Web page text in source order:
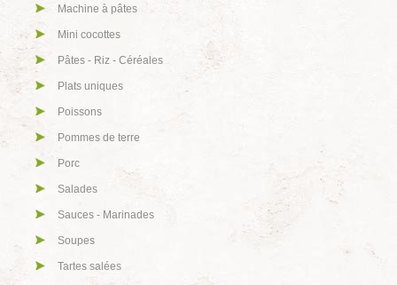
Machine à pâtes
Mini cocottes
Pâtes - Riz - Céréales
Plats uniques
Poissons
Pommes de terre
Porc
Salades
Sauces - Marinades
Soupes
Tartes salées